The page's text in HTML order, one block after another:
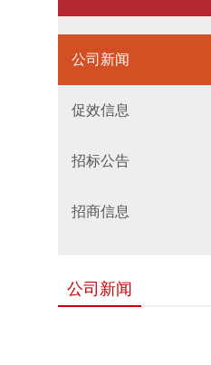
公司新闻
促效信息
招标公告
招商信息
公司新闻